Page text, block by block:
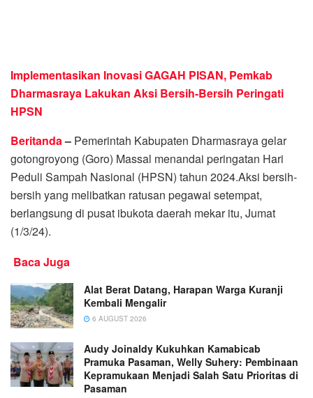
Implementasikan Inovasi GAGAH PISAN, Pemkab
Dharmasraya Lakukan Aksi Bersih-Bersih Peringati
HPSN
Beritanda– Pemerintah Kabupaten Dharmasraya gelar
gotongroyong (Goro) Massal menandai peringatan Hari
Peduli Sampah Nasional (HPSN) tahun 2024.Aksi bersih-
bersih yang melibatkan ratusan pegawai setempat,
berlangsung di pusat ibukota daerah mekar itu, Jumat
(1/3/24).
Baca Juga
Alat Berat Datang, Harapan Warga Kuranji
Kembali Mengalir
6 AUGUST 2026
Audy Joinaldy Kukuhkan Kamabicab
Pramuka Pasaman, Welly Suhery: Pembinaan
Kepramukaan Menjadi Salah Satu Prioritas di
Pasaman